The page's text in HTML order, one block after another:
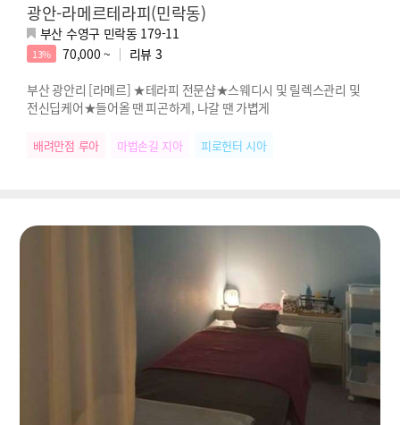
광안-라메르테라피(민락동)
부산 수영구 민락동 179-11
13% 70,000 ~ 리뷰 3
부산 광안리 [라메르] ★테라피 전문샵★스웨디시 및 릴렉스관리 및
전신딥케어★들어올 땐 피곤하게, 나갈 땐 가볍게
배려만점 루아 마법손길 지아 피로헌터 시아